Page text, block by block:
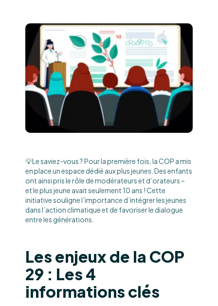
💡Le saviez-vous ? Pour la première fois, la COP a mis
en place un espace dédié aux plus jeunes. Des enfants
ont ainsi pris le rôle de modérateurs et d’orateurs –
et le plus jeune avait seulement 10 ans ! Cette
initiative souligne l’importance d’intégrer les jeunes
dans l’action climatique et de favoriser le dialogue
entre les générations.
Les enjeux de la COP
29 : Les 4
informations clés